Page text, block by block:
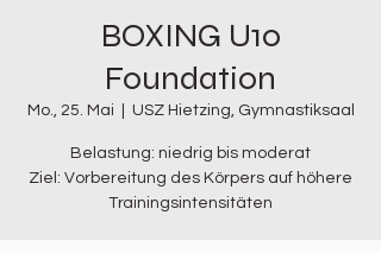
BOXING U10
Foundation
Mo., 25. Mai USZ Hietzing, Gymnastiksaal
Belastung: niedrig bis moderat
Ziel: Vorbereitung des Körpers auf höhere
Trainingsintensitäten